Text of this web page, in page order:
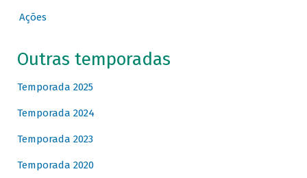
Ações
Outras temporadas
Temporada 2025
Temporada 2024
Temporada 2023
Temporada 2020